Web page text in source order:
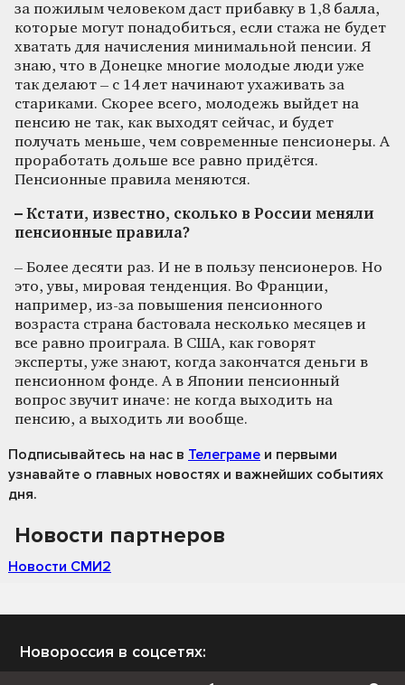
за пожилым человеком даст прибавку в 1,8 балла,
которые могут понадобиться, если стажа не будет
хватать для начисления минимальной пенсии. Я
знаю, что в Донецке многие молодые люди уже
так делают – с 14 лет начинают ухаживать за
стариками. Скорее всего, молодежь выйдет на
пенсию не так, как выходят сейчас, и будет
получать меньше, чем современные пенсионеры. А
проработать дольше все равно придётся.
Пенсионные правила меняются.
– Кстати, известно, сколько в России меняли
пенсионные правила?
– Более десяти раз. И не в пользу пенсионеров. Но
это, увы, мировая тенденция. Во Франции,
например, из-за повышения пенсионного
возраста страна бастовала несколько месяцев и
все равно проиграла. В США, как говорят
эксперты, уже знают, когда закончатся деньги в
пенсионном фонде. А в Японии пенсионный
вопрос звучит иначе: не когда выходить на
пенсию, а выходить ли вообще.
Подписывайтесь на нас в Телеграме и первыми
узнавайте о главных новостях и важнейших событиях
дня.
Новости партнеров
Новости СМИ2
Новороссия в соцсетях: